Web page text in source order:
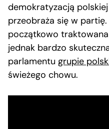
demokratyzacją
przeobraża się w
początkowo
jednak bardzo
parlamentu grupie
świeżego chowu.